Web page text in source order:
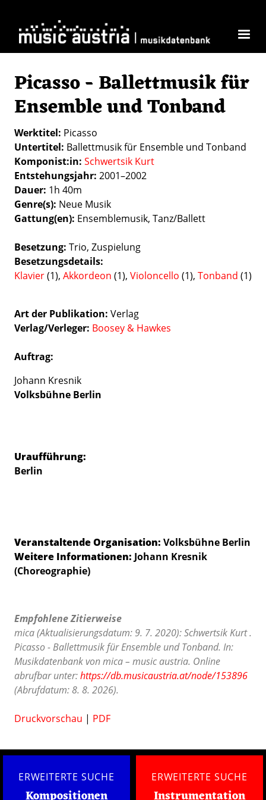
Picasso - Ballettmusik für
Ensemble und Tonband
Werktitel Picasso
Untertitel Ballettmusik für Ensemble und Tonband
Komponist:in Schwertsik Kurt
Entstehungsjahr 2001–2002
Dauer 1h 40m
Genre(s) Neue Musik
Gattung(en) Ensemblemusik Tanz/Ballett
Besetzung Trio Zuspielung
Besetzungsdetails
Klavier(1), Akkordeon (1), Violoncello (1), Tonband (1)
Art der Publikation Verlag
Verlag/Verleger Boosey & Hawkes
Auftrag:
Johann Kresnik
Volksbühne Berlin
Uraufführung:
Berlin
Veranstaltende Organisation: Volksbühne Berlin
Weitere Informationen: Johann Kresnik
(Choreographie)
Empfohlene Zitierweise
mica (Aktualisierungsdatum: 9. 7. 2020): Schwertsik Kurt .
Picasso - Ballettmusik für Ensemble und Tonband. In:
Musikdatenbank von mica – music austria. Online
abrufbar unter:https://db.musicaustria.at/node/153896
(Abrufdatum: 8. 8. 2026).
Druckvorschau | PDF
ERWEITERTE SUCHE ERWEITERTE SUCHE